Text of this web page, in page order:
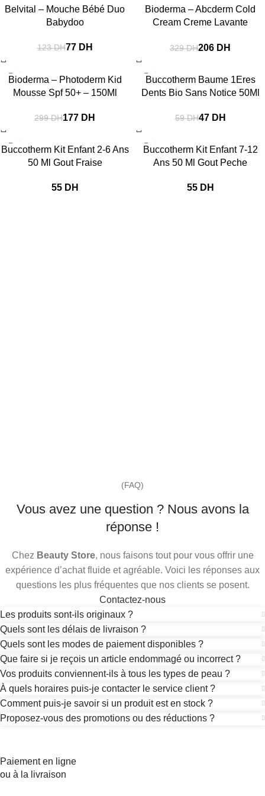
Belvital – Mouche Bébé Duo
Babydoo
123DH77 DH
Bioderma – Abcderm Cold
Cream Creme Lavante
329DH206 DH
Bioderma – Photoderm Kid
Mousse Spf 50+ – 150Ml
299DH177 DH
Buccotherm Baume 1Eres
Dents Bio Sans Notice 50Ml
59DH47 DH
Buccotherm Kit Enfant 2-6 Ans
50 Ml Gout Fraise
DH
Buccotherm Kit Enfant 7-12
Ans 50 Ml Gout Peche
DH
(FAQ)
Vous avez une question ? Nous avons la
réponse !
Chez Beauty Store, nous faisons tout pour vous offrir une
expérience d’achat fluide et agréable. Voici les réponses aux
questions les plus fréquentes que nos clients se posent.
Contactez-nous
Les produits sont-ils originaux ?
Quels sont les délais de livraison ?
Quels sont les modes de paiement disponibles ?
Que faire si je reçois un article endommagé ou incorrect ?
Vos produits conviennent-ils à tous les types de peau ?
À quels horaires puis-je contacter le service client ?
Comment puis-je savoir si un produit est en stock ?
Proposez-vous des promotions ou des réductions ?
Paiement en ligne
ou à la livraison